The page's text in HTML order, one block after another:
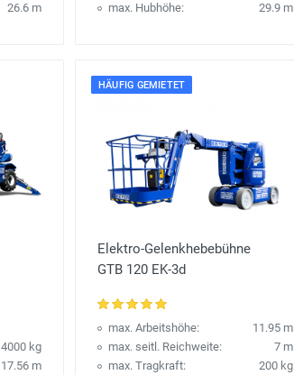
26.6 m
max. Hubhöhe:
29.9 m
4000 kg
17.56 m
HÄUFIG GEMIETET
Elektro-Gelenkhebebühne
GTB 120 EK-3d
max. Arbeitshöhe:
11.95 m
max. seitl. Reichweite:
7 m
max. Tragkraft:
200 kg